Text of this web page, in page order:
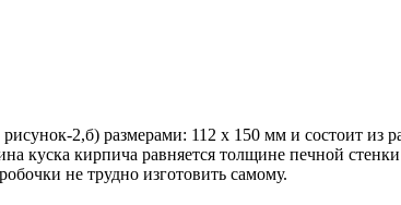
рисунок-2,б) размерами: 112 х 150 мм и состоит
куска кирпича равняется толщине печной
не трудно изготовить самому.